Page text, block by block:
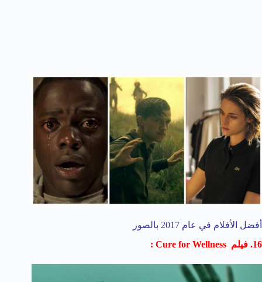
أفضل الأفلام في عام 2017 بالصور
16. فيلم Cure for Wellness :